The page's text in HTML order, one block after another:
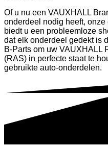
Of u nu een VAUXHALL
onderdeel nodig heeft,
biedt u een probleemloze
dat elk onderdeel gedekt is
B-Parts om uw VAUXHALL
(RAS) in perfecte staat te
gebruikte auto-onderdelen.